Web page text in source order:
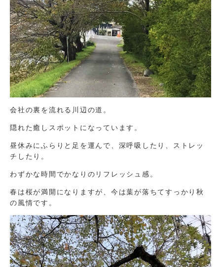
会社の裏を流れる川辺の道。
隠れた癒しスポットになっています。
昼休みにふらりと足を運んで、深呼吸したり、ストレッ
チしたり。
わずかな時間でかなりのリフレッシュ感。
春は桜が満開になりますが、今は葉が落ちてすっかり秋
の風情です。